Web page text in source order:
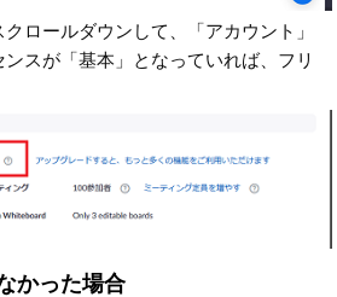
ロールダウンして、「アカウント」
スが「基本」となっていれば、フリ
かった場合